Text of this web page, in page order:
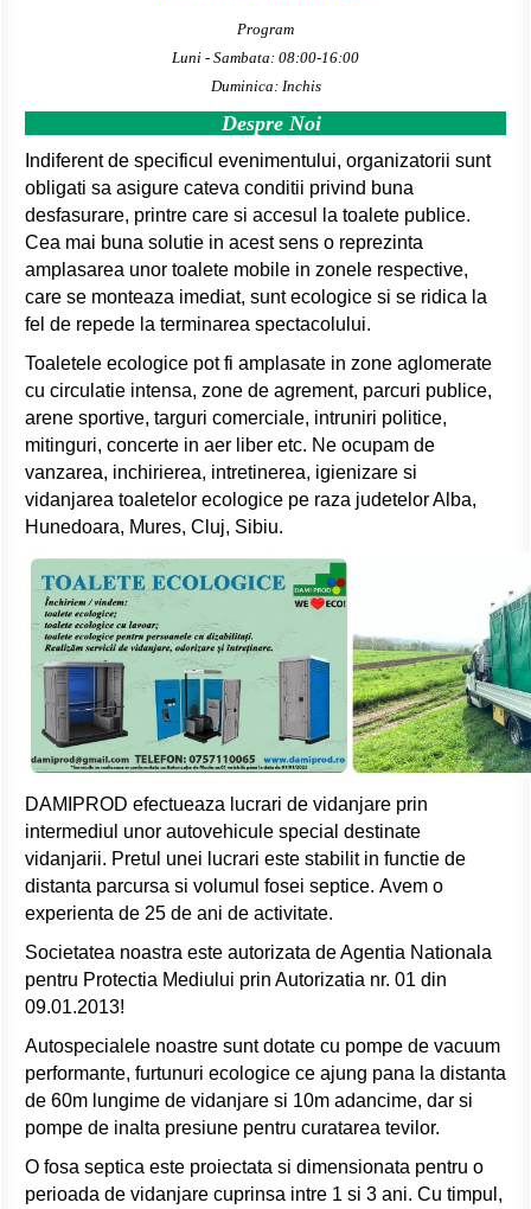
Program
Luni - Sambata: 08:00-16:00
Duminica: Inchis
Despre Noi
Indiferent de specificul evenimentului, organizatorii sunt
obligati sa asigure cateva conditii privind buna
desfasurare, printre care si accesul la toalete publice.
Cea mai buna solutie in acest sens o reprezinta
amplasarea unor toalete mobile in zonele respective,
care se monteaza imediat, sunt ecologice si se ridica la
fel de repede la terminarea spectacolului.
Toaletele ecologice pot fi amplasate in zone aglomerate
cu circulatie intensa, zone de agrement, parcuri publice,
arene sportive, targuri comerciale, intruniri politice,
mitinguri, concerte in aer liber etc. Ne ocupam de
vanzarea, inchirierea, intretinerea, igienizare si
vidanjarea toaletelor ecologice pe raza judetelor Alba,
Hunedoara, Mures, Cluj, Sibiu.
DAMIPROD efectueaza lucrari de vidanjare prin
intermediul unor autovehicule special destinate
vidanjarii. Pretul unei lucrari este stabilit in functie de
distanta parcursa si volumul fosei septice. Avem o
experienta de 25 de ani de activitate.
Societatea noastra este autorizata de Agentia Nationala
pentru Protectia Mediului prin Autorizatia nr. 01 din
09.01.2013!
Autospecialele noastre sunt dotate cu pompe de vacuum
performante, furtunuri ecologice ce ajung pana la distanta
de 60m lungime de vidanjare si 10m adancime, dar si
pompe de inalta presiune pentru curatarea tevilor.
O fosa septica este proiectata si dimensionata pentru o
perioada de vidanjare cuprinsa intre 1 si 3 ani. Cu timpul,